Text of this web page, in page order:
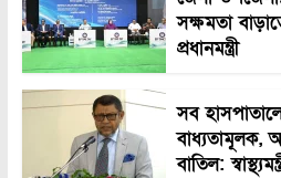
সক্ষমতা
প্রধানমন্ত্রী
সব
বাধ্যতামূলক,
বাতিল: